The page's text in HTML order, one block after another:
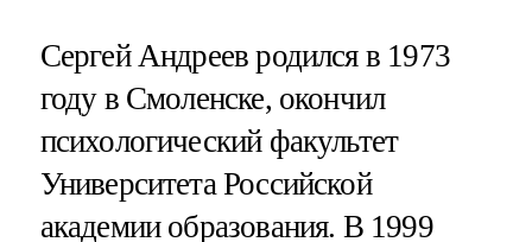
Сергей Андреев родился в 1973
году в Смоленске, окончил
психологический факультет
Университета Российской
академии образования. В 1999